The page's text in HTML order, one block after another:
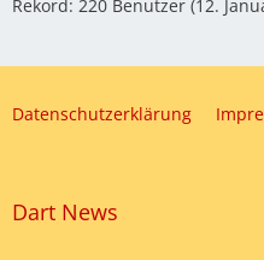
Rekord: 220 Benutzer (12.
Datenschutzerklärung
Dart News